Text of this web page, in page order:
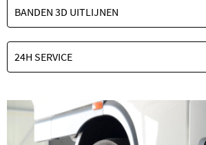
BANDEN 3D UITLIJNEN
24H SERVICE